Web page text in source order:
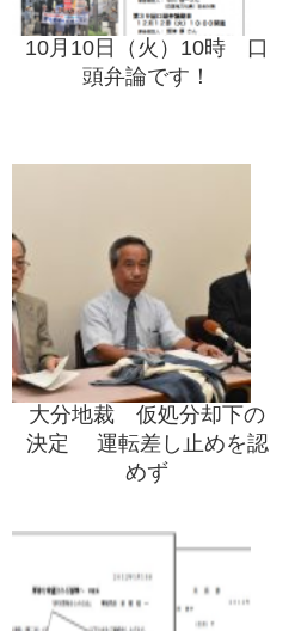
10月10日（火）10時 口
頭弁論です！
大分地裁 仮処分却下の
決定 運転差し止めを認
めず